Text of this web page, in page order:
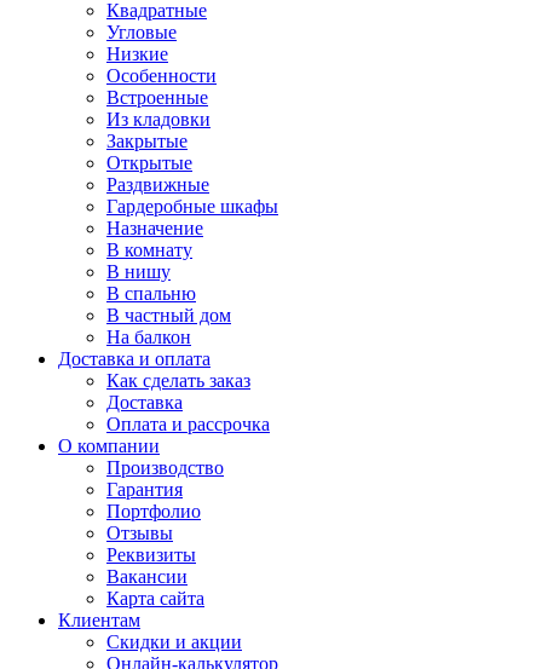
Квадратные
Угловые
Низкие
Особенности
Встроенные
Из кладовки
Закрытые
Открытые
Раздвижные
Гардеробные шкафы
Назначение
В комнату
В нишу
В спальню
В частный дом
На балкон
Доставка и оплата
Как сделать заказ
Доставка
Оплата и рассрочка
О компании
Производство
Гарантия
Портфолио
Отзывы
Реквизиты
Вакансии
Карта сайта
Клиентам
Скидки и акции
Онлайн-калькулятор